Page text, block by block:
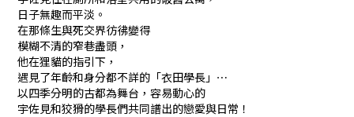
日子無趣而平淡。
在那條生與死交界彷彿變得
模糊不清的窄巷盡頭，
他在狸貓的指引下，
遇見了年齡和身分都不詳的「衣田學長」⋯
以四季分明的古都為舞台，容易動心的
宇佐見和狡猾的學長們共同譜出的戀愛與日常！